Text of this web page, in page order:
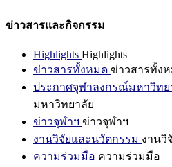
ข่าวสารและกิจกรรม
Highlights Highlights
ข่าวสารทั้งหมด ข่าวสารทั้ง
ประกาศจุฬาลงกรณ์มหาวิทย
มหาวิทยาลัย
ข่าวจุฬาฯ ข่าวจุฬาฯ
งานวิจัยและนวัตกรรม งานวิ
ความร่วมมือ ความร่วมมือ